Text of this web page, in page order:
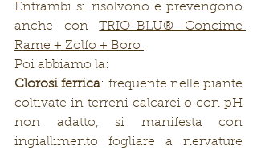
Entrambi si risolvono e prevengono
anche con TRIO-BLU® Concime
Rame + Zolfo + Boro
Poi abbiamo la:
Clorosi ferrica: frequente nelle piante
coltivate in terreni calcarei o con pH
non adatto, si manifesta con
ingiallimento fogliare a nervature